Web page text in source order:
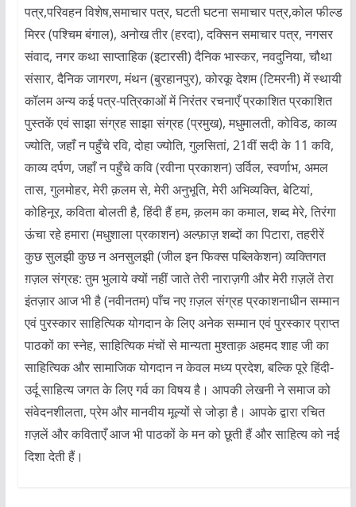
पत्र,परिवहन विशेष,समाचार पत्र, घटती घटना समाचार पत्र,कोल फील्ड
मिरर (पश्चिम बंगाल), अनोख तीर (हरदा), दक्सिन समाचार पत्र, नगसर
संवाद, नगर कथा साप्ताहिक (इटारसी) दैनिक भास्कर, नवदुनिया, चौथा
संसार, दैनिक जागरण, मंथन (बुरहानपुर), कोरकू देशम (टिमरनी) में स्थायी
कॉलम अन्य कई पत्र-पत्रिकाओं में निरंतर रचनाएँ प्रकाशित प्रकाशित
पुस्तकें एवं साझा संग्रह साझा संग्रह (प्रमुख), मधुमालती, कोविड, काव्य
ज्योति, जहाँ न पहुँचे रवि, दोहा ज्योति, गुलसितां, 21वीं सदी के 11 कवि,
काव्य दर्पण, जहाँ न पहुँचे कवि (रवीना प्रकाशन) उर्विल, स्वर्णाभ, अमल
तास, गुलमोहर, मेरी क़लम से, मेरी अनुभूति, मेरी अभिव्यक्ति, बेटियां,
कोहिनूर, कविता बोलती है, हिंदी हैं हम, क़लम का कमाल, शब्द मेरे, तिरंगा
ऊंचा रहे हमारा (मधुशाला प्रकाशन) अल्फ़ाज़ शब्दों का पिटारा, तहरीरें
कुछ सुलझी कुछ न अनसुलझी (जील इन फिक्स पब्लिकेशन) व्यक्तिगत
ग़ज़ल संग्रह: तुम भुलाये क्यों नहीं जाते तेरी नाराज़गी और मेरी ग़ज़लें तेरा
इंतज़ार आज भी है (नवीनतम) पाँच नए ग़ज़ल संग्रह प्रकाशनाधीन सम्मान
एवं पुरस्कार साहित्यिक योगदान के लिए अनेक सम्मान एवं पुरस्कार प्राप्त
पाठकों का स्नेह, साहित्यिक मंचों से मान्यता मुश्ताक़ अहमद शाह जी का
साहित्यिक और सामाजिक योगदान न केवल मध्य प्रदेश, बल्कि पूरे हिंदी-
उर्दू साहित्य जगत के लिए गर्व का विषय है। आपकी लेखनी ने समाज को
संवेदनशीलता, प्रेम और मानवीय मूल्यों से जोड़ा है। आपके द्वारा रचित
ग़ज़लें और कविताएँ आज भी पाठकों के मन को छूती हैं और साहित्य को नई
दिशा देती हैं।